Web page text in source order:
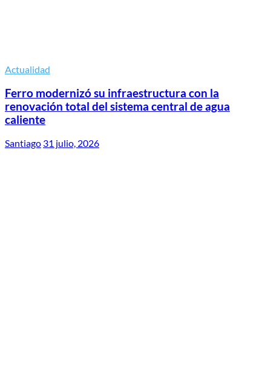
Actualidad
Ferro modernizó su infraestructura con la
renovación total del sistema central de agua
caliente
Santiago 31 julio, 2026